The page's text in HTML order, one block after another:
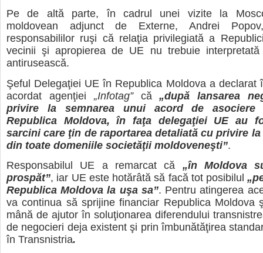
Pe de altă parte, în cadrul unei vizite la
moldovean adjunct de Externe, Andrei
responsabililor ruşi că relaţia privilegiată a
vecinii şi apropierea de UE nu trebuie
antirusească.
Şeful Delegaţiei UE în Republica Moldova a declarat
acordat agenţiei „Infotag”că„după lansarea
privire la semnarea unui acord de
Republica Moldova, în faţa delegaţiei UE au
sarcini care ţin de raportarea detaliată cu privire
din toate domeniile societăţii moldoveneşti”.
Responsabilul UE a remarcat că „în Moldova
prospăt”, iar UE este hotărâtă să facă tot posibilul
Republica Moldova la uşa sa”. Pentru atingerea
va continua să sprijine financiar Republica Moldova
mână de ajutor în soluţionarea diferendului
de negocieri deja existent şi prin îmbunătăţirea
în Transnistria.